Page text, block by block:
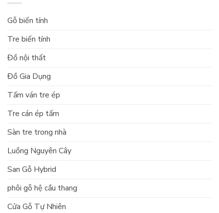
Gỗ biến tính
Tre biến tính
Đồ nội thất
Đồ Gia Dụng
Tấm ván tre ép
Tre cán ép tấm
Sàn tre trong nhà
Luồng Nguyên Cây
San Gỗ Hybrid
phôi gỗ hệ cầu thang
Cửa Gỗ Tự Nhiên